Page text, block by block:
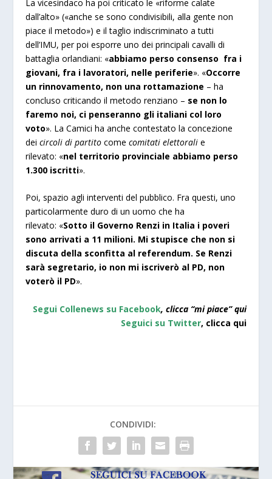
La vicesindaco ha poi criticato le «riforme calate
dall’alto» («anche se sono condivisibili, alla gente non
piace il metodo») e il taglio indiscriminato a tutti
dell’IMU, per poi esporre uno dei principali cavalli di
battaglia orlandiani: «abbiamo perso consenso fra i
giovani, fra i lavoratori, nelle periferie». «Occorre
un rinnovamento, non una rottamazione – ha
concluso criticando il metodo renziano – se non lo
faremo noi, ci penseranno gli italiani col loro
voto». La Camici ha anche contestato la concezione
deicircoli di partito comecomitati elettoralie
rilevato: «nel territorio provinciale abbiamo perso
1.300 iscritti».
Poi, spazio agli interventi del pubblico. Fra questi, uno
particolarmente duro di un uomo che ha
rilevato: «Sotto il Governo Renzi in Italia i poveri
sono arrivati a 11 milioni. Mi stupisce che non si
discuta della sconfitta al referendum. Se Renzi
sarà segretario, io non mi iscriverò al PD, non
voterò il PD».
Segui Collenews su Facebook, clicca “mi piace” qui
Seguici su Twitter, clicca qui
CONDIVIDI: